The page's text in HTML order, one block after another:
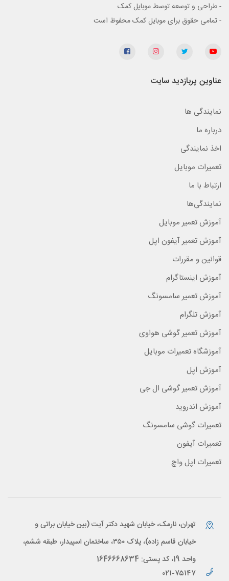
- طراحی و توسعه توسط موبایل کمک
- تمامی حقوق برای موبایل کمک محفوظ است
عناوین پربازدید سایت
نمایندگی ها
درباره ما
اخذ نمایندگی
تعمیرات موبایل
ارتباط با ما
نمایندگی‌ها
آموزش تعمیر موبایل
آموزش تعمیر آیفون اپل
قوانین و مقررات
آموزش اینستاگرام
آموزش تعمیر سامسونگ
آموزش تلگرام
آموزش تعمیر گوشی هواوی
آموزشگاه تعمیرات موبایل
آموزش اپل
آموزش تعمیر گوشی ال جی
آموزش اندروید
تعمیرات گوشی سامسونگ
تعمیرات آیفون
تعمیرات اپل واچ
تهران، نارمک، خیابان شهید دکتر آیت (بین خیابان براتی و
خیابان قاسم زاده)، پلاک ۳۵۰، ساختمان اسپیدار، طبقه ششم،
واحد 19، کد پستی: 1646668634
۰۲۱-۷۵۱۴۷